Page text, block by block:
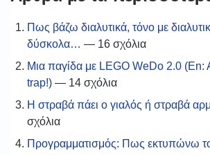
Πως βάζω διαλυτικά, τόνο με
δύσκολα… — 16 σχόλια
Μια παγίδα με LEGO WeDo 2.0 (En:
trap!) — 14 σχόλια
Η στραβά πάει ο γιαλός ή στραβά
σχόλια
Προγραμματισμός: Πως εκτυπώνω το